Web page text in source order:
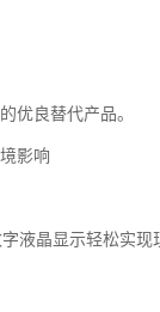
优良替代产品。
影响
液晶显示轻松实